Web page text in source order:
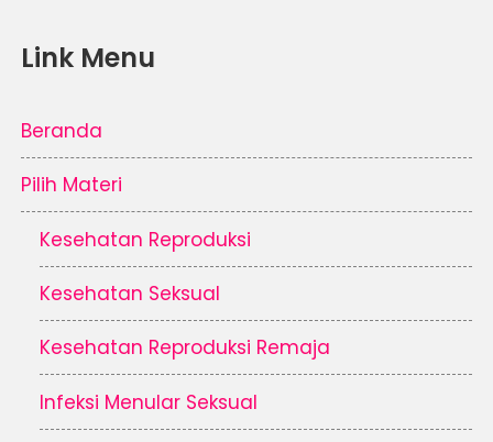
Link Menu
Beranda
Pilih Materi
Kesehatan Reproduksi
Kesehatan Seksual
Kesehatan Reproduksi Remaja
Infeksi Menular Seksual